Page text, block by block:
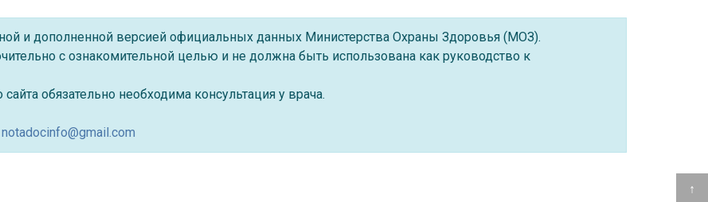
и дополненной версией официальных данных Министерства Охраны Здоровья (МОЗ).
с ознакомительной целью и не должна быть использована как руководство к
обязательно необходима консультация у врача.
notadocinfo@gmail.com
↑